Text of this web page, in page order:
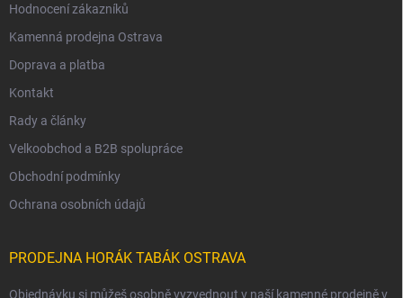
Hodnocení zákazníků
Kamenná prodejna Ostrava
Doprava a platba
Kontakt
Rady a články
Velkoobchod a B2B spolupráce
Obchodní podmínky
Ochrana osobních údajů
PRODEJNA HORÁK TABÁK OSTRAVA
Objednávku si můžeš osobně vyzvednout v naší kamenné prodejně v